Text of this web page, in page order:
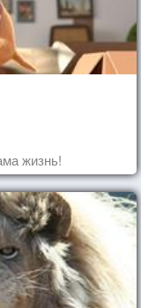
жизнь!